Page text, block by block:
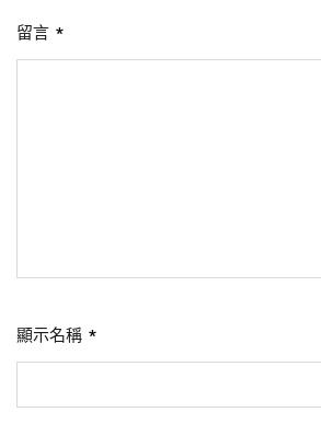
留言 *
顯示名稱 *